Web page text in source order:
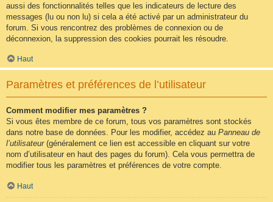
aussi des fonctionnalités telles que les indicateurs de lecture des
messages (lu ou non lu) si cela a été activé par un administrateur du
forum. Si vous rencontrez des problèmes de connexion ou de
déconnexion, la suppression des cookies pourrait les résoudre.
Haut
Paramètres et préférences de l’utilisateur
Comment modifier mes paramètres ?
Si vous êtes membre de ce forum, tous vos paramètres sont stockés
dans notre base de données. Pour les modifier, accédez au Panneau de
l’utilisateur(généralement ce lien est accessible en cliquant sur votre
nom d’utilisateur en haut des pages du forum). Cela vous permettra de
modifier tous les paramètres et préférences de votre compte.
Haut